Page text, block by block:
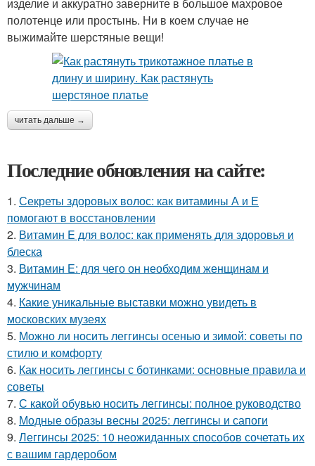
полотенце или простынь. Ни в коем случае не
выжимайте шерстяные вещи!
читать дальше →
Последние обновления на сайте:
1. Секреты здоровых волос: как витамины А и Е
помогают в восстановлении
2. Витамин E для волос: как применять для здоровья и
блеска
3. Витамин Е: для чего он необходим женщинам и
мужчинам
4. Какие уникальные выставки можно увидеть в
московских музеях
5. Можно ли носить леггинсы осенью и зимой: советы по
стилю и комфорту
6. Как носить леггинсы с ботинками: основные правила и
советы
7. С какой обувью носить леггинсы: полное руководство
8. Модные образы весны 2025: леггинсы и сапоги
9. Леггинсы 2025: 10 неожиданных способов сочетать их
с вашим гардеробом